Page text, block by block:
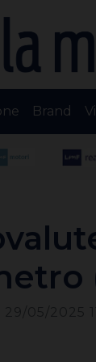
Brand